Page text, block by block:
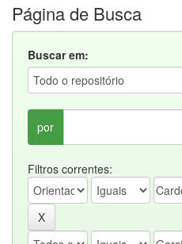
Página de Busca
Buscar em:
por
Filtros correntes: